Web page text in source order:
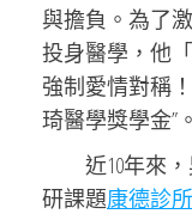
與擔負。為了
投身醫學，他
強制愛情對稱
琦醫學獎學金”。
近10年來
研課題康德診所